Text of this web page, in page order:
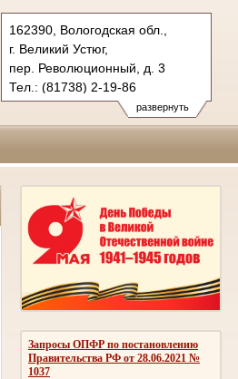
развернуть
162390, Вологодская обл.,
г. Великий Устюг,
пер. Революционный, д. 3
Тел.: (81738) 2-19-86
velikoustugsky.vld@sudrf.ru
Запросы ОПФР по постановлению
Правительства РФ от 28.06.2021 №
1037